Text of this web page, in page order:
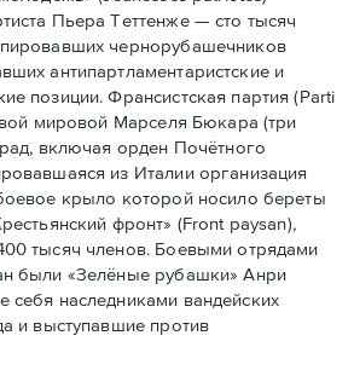
Пьера Тeттенже — cто тысяч
чернорубашечников
антипартламентаристские и
позиции. Франсистская партия (Parti
мировой Марселя Бюкара (три
включая орден Почётного
из Италии организация
крыло которой носило береты
фронт» (Front paysan),
тысяч членов. Боевыми отрядами
были «Зелёные рубашки» Анри
себя наследниками вандейских
и выступавшие против